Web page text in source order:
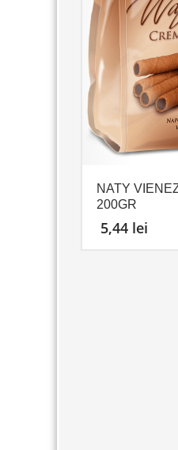
NATY
200GR
5,44 lei